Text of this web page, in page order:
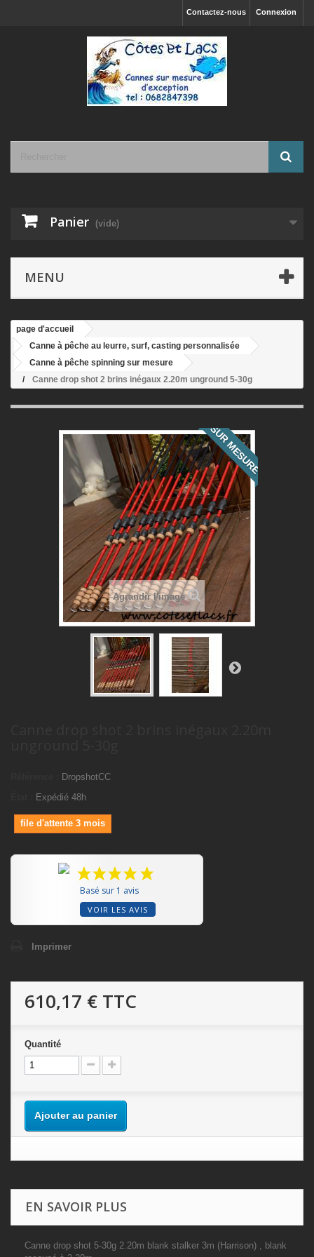
Connexion
Contactez-nous
Panier (vide)
MENU
page d'accueil
Canne à pêche au leurre, surf, casting personnalisée
Canne à pêche spinning sur mesure
Canne drop shot 2 brins inégaux 2.20m unground 5-30g
SUR MESURE
Agrandir l'image
DropshotCC
Expédié 48h
file d'attente 3 mois
Basé sur 1 avis
VOIR LES AVIS
Imprimer
610,17 € TTC
Quantité
Ajouter au panier
EN SAVOIR PLUS
Canne drop shot 5-30g 2.20m blank stalker 3m (Harrison) , blank